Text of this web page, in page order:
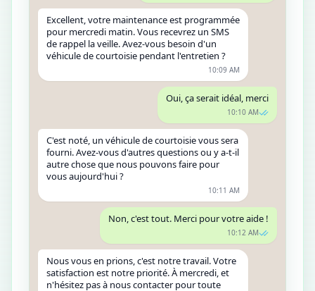
Excellent, votre maintenance est programmée
pour mercredi matin. Vous recevrez un SMS
de rappel la veille. Avez-vous besoin d'un
véhicule de courtoisie pendant l'entretien ?
10:09 AM
Oui, ça serait idéal, merci
10:10 AM
C'est noté, un véhicule de courtoisie vous sera
fourni. Avez-vous d'autres questions ou y a-t-il
autre chose que nous pouvons faire pour
vous aujourd'hui ?
10:11 AM
Non, c'est tout. Merci pour votre aide !
10:12 AM
Nous vous en prions, c'est notre travail. Votre
satisfaction est notre priorité. À mercredi, et
n'hésitez pas à nous contacter pour toute